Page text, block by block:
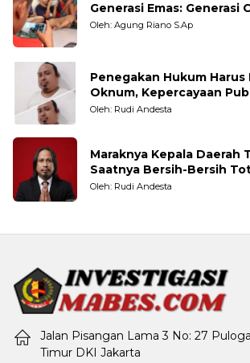
Generasi Emas: Generasi
Oleh: Agung Riano S.Ap
Penegakan Hukum Harus
Oknum, Kepercayaan
Taruhannya
Oleh: Rudi Andesta
Maraknya Kepala Daerah
Saatnya Bersih-Bersih
Pemerintahan
Oleh: Rudi Andesta
Jalan Pisangan Lama 3 No: 27
Timur DKI Jakarta